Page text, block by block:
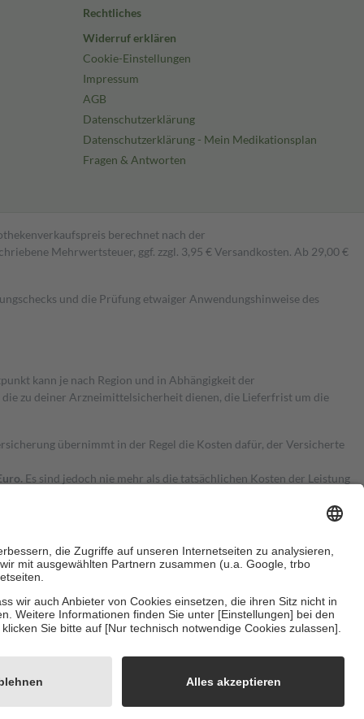
Rechtliches
Widerruf erklären
Cookie-Einstellungen
Impressum
AGB
Datenschutzerklärung
Datenschutzerklärung - Mein Medikationsplan
Fragen & Antworten
berechnet nach der
Mehrwertsteuer, ggf. zzgl. 3,95 € Versandkosten. Ab 29,00 €
und die Prüfung etwaiger Anwendungshinweise des
kann je nach Region und in Abhängigkeit der
zu deiner Arzneimittelsicherheit dienen, die Lieferfrist um die
übernimmt in der Regel die Kosten dafür, der Versicherte
Es sind jedoch nie mehr als die tatsächlichen Kosten der Leistung
Zuzahlungen an bei: